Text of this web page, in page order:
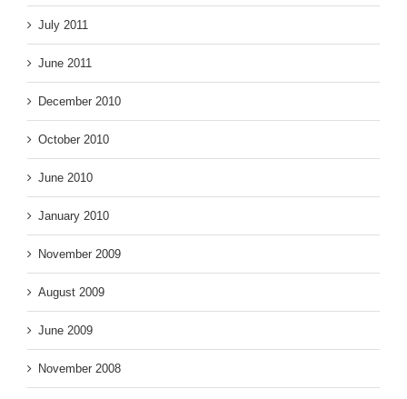
July 2011
June 2011
December 2010
October 2010
June 2010
January 2010
November 2009
August 2009
June 2009
November 2008